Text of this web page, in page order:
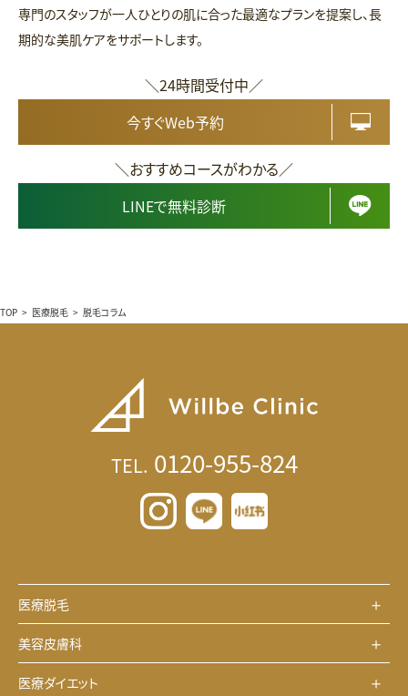
専門のスタッフが一人ひとりの肌に合った最適なプランを提案し、長
期的な美肌ケアをサポートします。
＼24時間受付中／
今すぐWeb予約
＼おすすめコースがわかる／
LINEで無料診断
TOP > 医療脱毛 > 脱毛コラム
TEL. 0120-955-824
医療脱毛
美容皮膚科
医療ダイエット